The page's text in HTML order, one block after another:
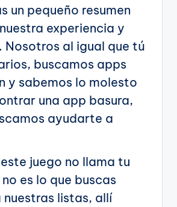
un pequeño resumen
experiencia y
Nosotros al igual que tú
buscamos apps
y sabemos lo molesto
una app basura,
ayudarte a
juego no llama tu
es lo que buscas
nuestras listas, allí